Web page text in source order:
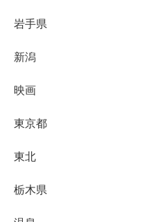
岩手県
新潟
映画
東京都
東北
栃木県